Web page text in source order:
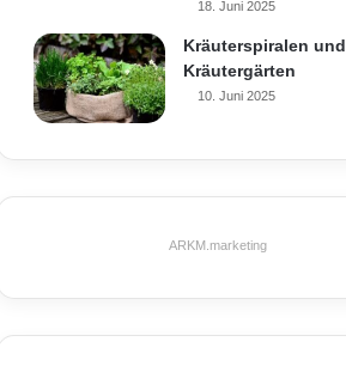
18. Juni 2025
Kräuterspiralen und
Kräutergärten
10. Juni 2025
ARKM.marketing